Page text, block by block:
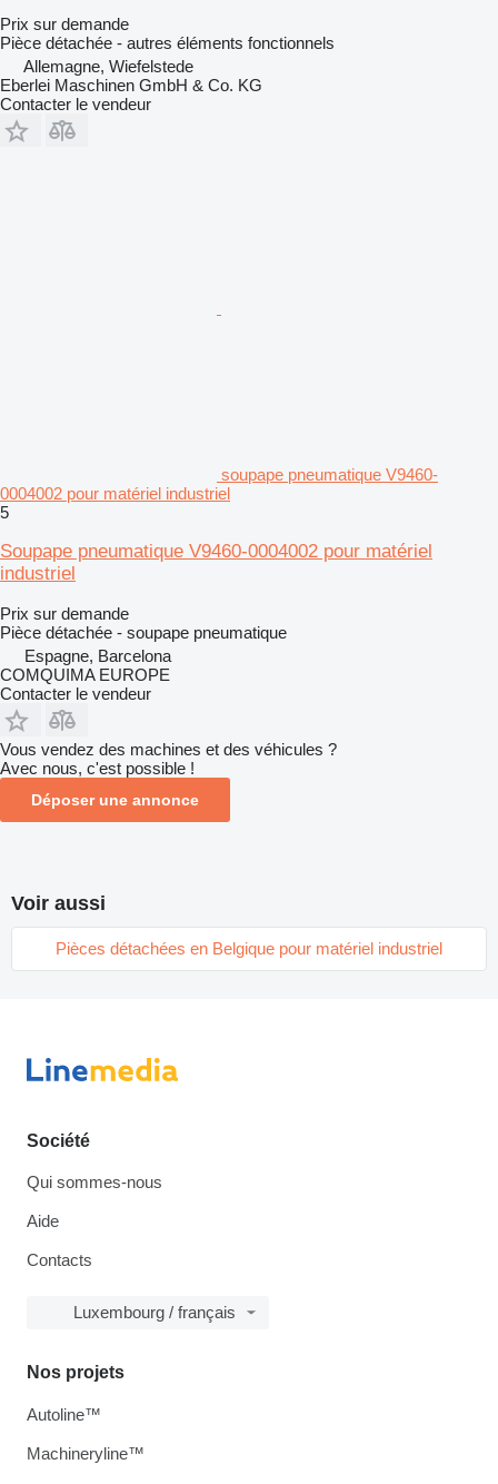
Prix sur demande
Pièce détachée - autres éléments fonctionnels
Allemagne, Wiefelstede
Eberlei Maschinen GmbH & Co. KG
Contacter le vendeur
soupape pneumatique V9460-
0004002 pour matériel industriel
5
Soupape pneumatique V9460-0004002 pour matériel
industriel
Prix sur demande
Pièce détachée - soupape pneumatique
Espagne, Barcelona
COMQUIMA EUROPE
Contacter le vendeur
Vous vendez des machines et des véhicules ?
Avec nous, c'est possible !
Déposer une annonce
Voir aussi
Pièces détachées en Belgique pour matériel industriel
Société
Qui sommes-nous
Aide
Contacts
Luxembourg / français
Nos projets
Autoline™
Machineryline™